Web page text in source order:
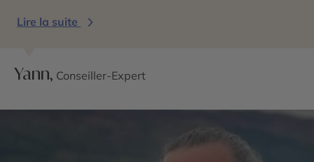
Lire la suite
Yann, Conseiller-Expert